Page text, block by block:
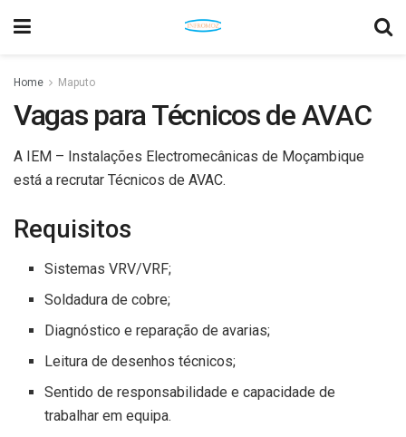
Home Maputo
Vagas para Técnicos de AVAC
A IEM – Instalações Electromecânicas de Moçambique
está a recrutar Técnicos de AVAC.
Requisitos
Sistemas VRV/VRF;
Soldadura de cobre;
Diagnóstico e reparação de avarias;
Leitura de desenhos técnicos;
Sentido de responsabilidade e capacidade de
trabalhar em equipa.